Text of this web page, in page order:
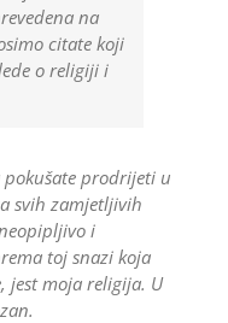
na
citate koji
o religiji i
pokušate prodrijeti u
svih zamjetljivih
i
toj snazi koja
jest moja religija. U